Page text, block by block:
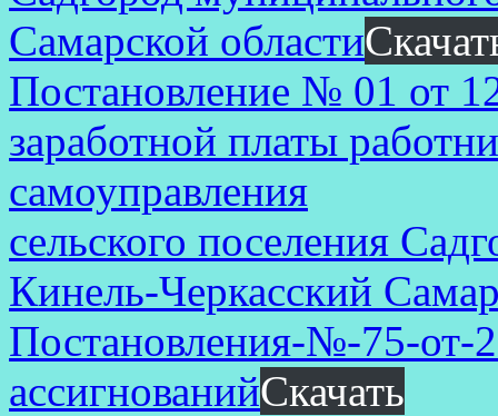
Самарской области
Постановление № 01 от
заработной платы
самоуправления
сельского поселения
Кинель-Черкасский
Постановления-№-75-от-
ассигнованийСкачать